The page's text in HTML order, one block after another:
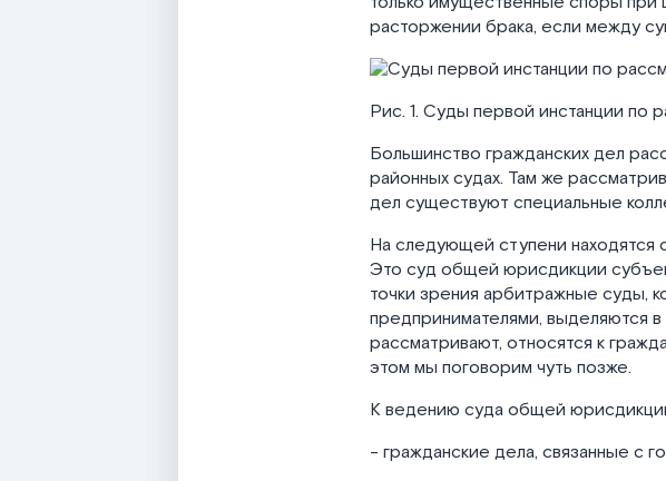
расторжении брака, если между
Рис. 1. Суды первой инстанции по
Большинство гражданских дел
районных судах. Там же
дел существуют специальные
На следующей ступени находятся
Это суд общей юрисдикции
точки зрения арбитражные суды,
предпринимателями, выделяются
рассматривают, относятся к
этом мы поговорим чуть позже.
К ведению суда общей
- гражданские дела, связанные с